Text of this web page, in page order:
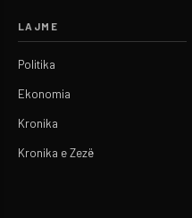
LAJME
Politika
Ekonomia
Kronika
Kronika e Zezë